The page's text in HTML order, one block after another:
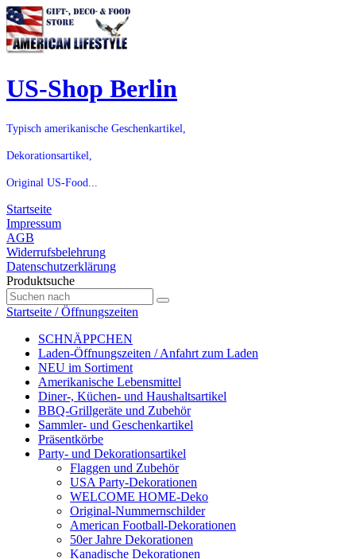
US-Shop Berlin
Typisch amerikanische Geschenkartikel,
Dekorationsartikel,
Original US-Food...
Startseite
Impressum
AGB
Widerrufsbelehrung
Datenschutzerklärung
Produktsuche
Startseite / Öffnungszeiten
SCHNÄPPCHEN
Laden-Öffnungszeiten / Anfahrt zum Laden
NEU im Sortiment
Amerikanische Lebensmittel
Diner-, Küchen- und Haushaltsartikel
BBQ-Grillgeräte und Zubehör
Sammler- und Geschenkartikel
Präsentkörbe
Party- und Dekorationsartikel
Flaggen und Zubehör
USA Party-Dekorationen
WELCOME HOME-Deko
Original-Nummernschilder
American Football-Dekorationen
50er Jahre Dekorationen
Kanadische Dekorationen